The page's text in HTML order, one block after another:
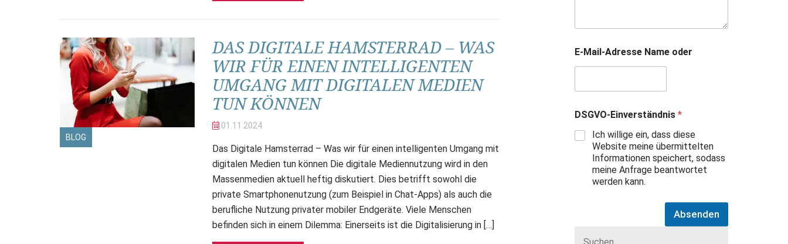
BLOG
DAS DIGITALE HAMSTERRAD – WAS
WIR FÜR EINEN INTELLIGENTEN
UMGANG MIT DIGITALEN MEDIEN
TUN KÖNNEN
01.11. 2024
Das Digitale Hamsterrad – Was wir für einen intelligenten Umgang mit
digitalen Medien tun können Die digitale Mediennutzung wird in den
Massenmedien aktuell heftig diskutiert. Dies betrifft sowohl die
private Smartphonenutzung (zum Beispiel in Chat-Apps) als auch die
berufliche Nutzung privater mobiler Endgeräte. Viele Menschen
befinden sich in einem Dilemma: Einerseits ist die Digitalisierung in […]
E-Mail-Adresse Name oder
DSGVO-Einverständnis *
Ich willige ein, dass diese
Website meine übermittelten
Informationen speichert, sodass
meine Anfrage beantwortet
werden kann.
Absenden